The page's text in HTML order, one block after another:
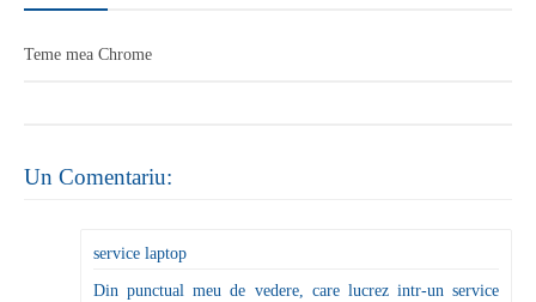
Teme mea Chrome
Un Comentariu:
service laptop
Din punctual meu de vedere, care lucrez intr-un service